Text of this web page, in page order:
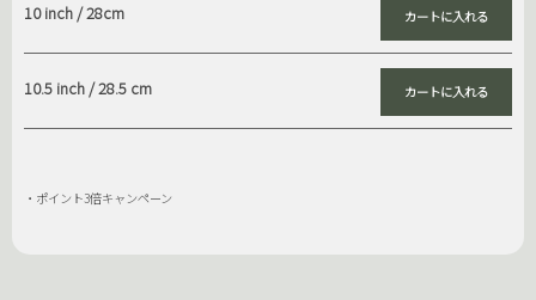
10 inch / 28cm
10.5 inch / 28.5 cm
・ポイント3倍キャンペーン